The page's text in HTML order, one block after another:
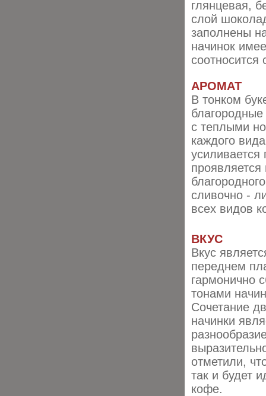
глянцевая,
слой
заполнены
начинок
соотносится
АРОМАТ
В тонком
благородные
с теплыми
каждого
усиливается
сливочно -
всех видов
ВКУС
Вкус
переднем
гармонично
тонами
Сочетание
начинки
отметили,
так и будет
кофе.